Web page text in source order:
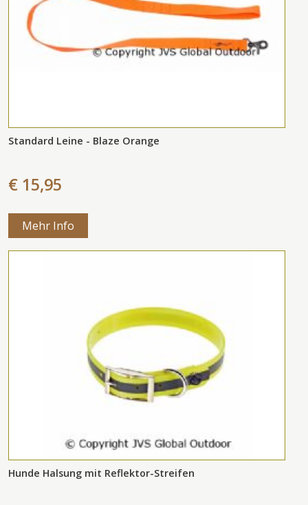
Standard Leine - Blaze Orange
€ 15,95
Mehr Info
Hunde Halsung mit Reflektor-Streifen